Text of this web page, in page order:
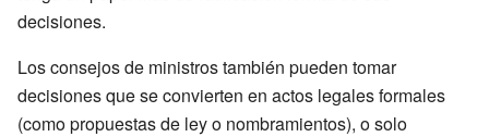
decisiones.
Los consejos de ministros también pueden tomar
decisiones que se convierten en actos legales formales
(como propuestas de ley o nombramientos), o solo